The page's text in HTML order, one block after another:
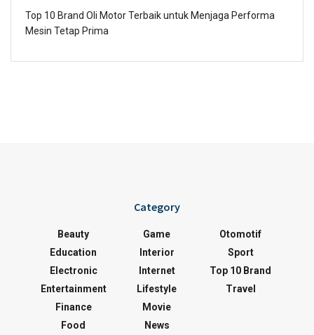
Top 10 Brand Oli Motor Terbaik untuk Menjaga Performa
Mesin Tetap Prima
Category
Beauty
Education
Electronic
Entertainment
Finance
Food
Game
Interior
Internet
Lifestyle
Movie
News
Otomotif
Sport
Top 10 Brand
Travel